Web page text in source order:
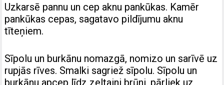
Uzkarsē pannu un cep aknu pankūkas. Kamēr
pankūkas cepas, sagatavo pildījumu aknu
tīteņiem.
Sīpolu un burkānu nomazgā, nomizo un sarīvē uz
rupjās rīves. Smalki sagriež sīpolu. Sīpolu un
burkānu apcep līdz zeltaini brūni, pārliek uz